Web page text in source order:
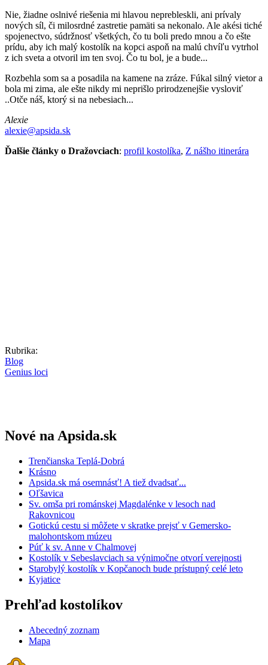
Nie, žiadne oslnivé riešenia mi hlavou neprebleskli, ani prívaly
nových síl, či milosrdné zastretie pamäti sa nekonalo. Ale akési tiché
spojenectvo, súdržnosť všetkých, čo tu boli predo mnou a čo ešte
prídu, aby ich malý kostolík na kopci aspoň na malú chvíľu vytrhol
z ich sveta a otvoril im ten svoj. Čo tu bol, je a bude...
Rozbehla som sa a posadila na kamene na zráze. Fúkal silný vietor a
bola mi zima, ale ešte nikdy mi neprišlo prirodzenejšie vysloviť
..Otče náš, ktorý si na nebesiach...
Alexie
alexie@apsida.sk
Ďalšie články o Dražovciach: profil kostolíka, Z nášho itinerára
Rubrika:
Blog
Genius loci
Nové na Apsida.sk
Trenčianska Teplá-Dobrá
Krásno
Apsida.sk má osemnásť! A tiež dvadsať...
Oľšavica
Sv. omša pri románskej Magdalénke v lesoch nad
Rakovnicou
Gotickú cestu si môžete v skratke prejsť v Gemersko-
malohontskom múzeu
Púť k sv. Anne v Chalmovej
Kostolík v Sebeslavciach sa výnimočne otvorí verejnosti
Starobylý kostolík v Kopčanoch bude prístupný celé leto
Kyjatice
Prehľad kostolíkov
Abecedný zoznam
Mapa